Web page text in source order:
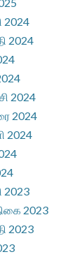
2024
2024
2024
2024
2024
2023
2023
2023